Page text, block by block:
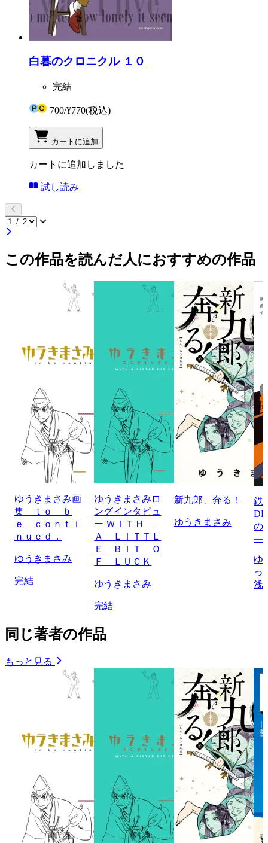
白暮のクロニクル １０
完結
700/¥770(税込)
カートに追加
カートに追加しました
試し読み
この作品を読んだ人におすすめの作品
ゆうきまさみ画
集 ｔｏ ｂ
ｅ ｃｏｎｔｉ
ｎｕｅｄ．
ゆうきまさみ
完結
ゆうきまさみロ
ングインタビュ
ー ＷＩＴＨ
Ａ ＬＩＴＴＬ
Ｅ ＢＩＴ Ｏ
Ｆ ＬＵＣＫ
ゆうきまさみ
完結
新九郎、奔る！
ゆうきまさみ
鉄
の
―
ゆ
っ
浅
同じ著者の作品
もっと見る